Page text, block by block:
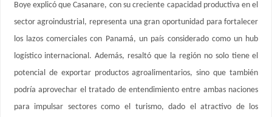
Boye explicó que Casanare, con su creciente capacidad productiva en el
sector agroindustrial, representa una gran oportunidad para fortalecer
los lazos comerciales con Panamá, un país considerado como un hub
logístico internacional. Además, resaltó que la región no solo tiene el
potencial de exportar productos agroalimentarios, sino que también
podría aprovechar el tratado de entendimiento entre ambas naciones
para impulsar sectores como el turismo, dado el atractivo de los